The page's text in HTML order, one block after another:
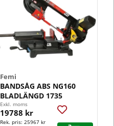
Femi
BANDSÅG ABS NG160
BLADLÄNGD 1735
Exkl. moms
19788 kr
Rek. pris: 25967 kr